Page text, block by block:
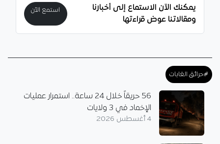
يمكنك الآن الاستماع إلى أخبارنا
ومقالاتنا عوض قراءتها
استمع الآن
#حرائق الغابات
56 حريقاً خلال 24 ساعة.. استمرار عمليات
الإخماد في 3 ولايات
4 أغسطس 2026